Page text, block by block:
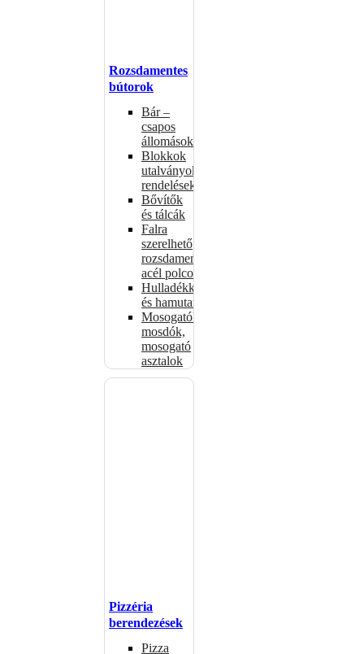
Rozsdamentes
bútorok
Bár –
csapos
állomások
Blokkok
utalványokhoz,
rendelésekhez
Bővítők
és tálcák
Falra
szerelhető
rozsdamentes
acél polcok
Hulladékkosarak
és hamutartók
Mosogatók,
mosdók,
mosogató
asztalok
Pizzéria
berendezések
Pizza